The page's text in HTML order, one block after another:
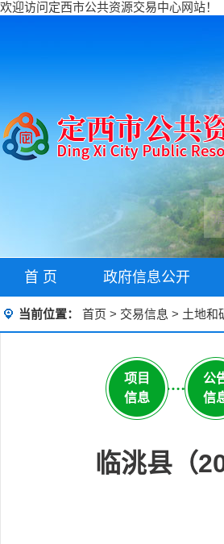
欢迎访问定西市公共资源交易中心网站！
首 页 政府信息公开
当前位置： 首页 > 交易信息 > 土地和
项目
信息
公
信
临洮县（